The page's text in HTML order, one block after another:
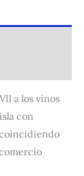
a los vinos
con
coincidiendo